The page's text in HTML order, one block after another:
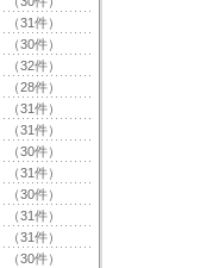
（31件）
（30件）
（32件）
（28件）
（31件）
（31件）
（30件）
（31件）
（30件）
（31件）
（31件）
（30件）